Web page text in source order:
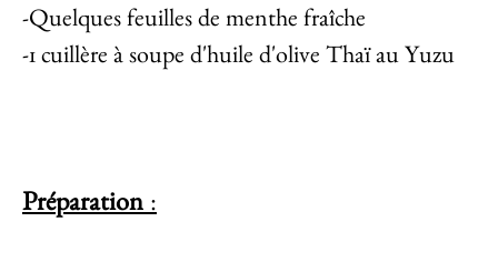
-Quelques feuilles de menthe fraîche
-1 cuillère à soupe d'huile d'olive Thaï au Yuzu
Préparation: